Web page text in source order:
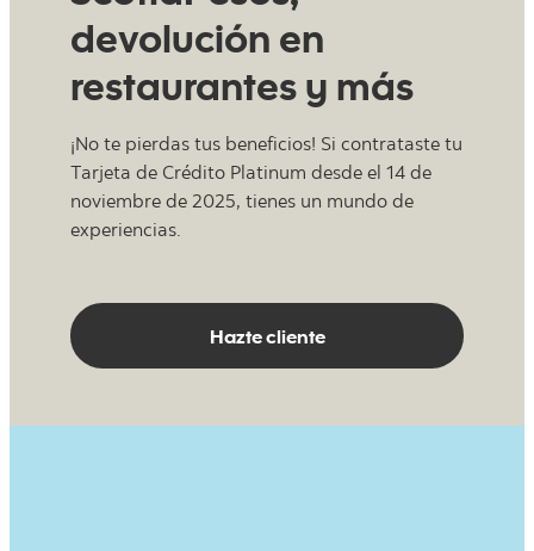
devolución en
restaurantes y más
¡No te pierdas tus beneficios! Si contrataste tu
Tarjeta de Crédito Platinum desde el 14 de
noviembre de 2025, tienes un mundo de
experiencias.
Hazte cliente